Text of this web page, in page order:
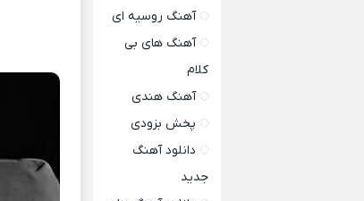
آهنگ روسیه ای
آهنگ های بی
کلام
آهنگ هندی
پخش بزودی
دانلود آهنگ
جدید